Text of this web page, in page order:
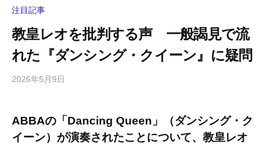
注目記事
教皇レオを批判する声 一般謁見で流
れた『ダンシング・クイーン』に疑問
2026年5月9日
g
の
コ
ABBAの「Dancing Queen」（ダンシング・ク
イーン）が演奏されたことについて、教皇レオ